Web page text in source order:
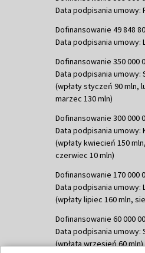
Data podpisania umowy:
Dofinansowanie 49 848
Data podpisania umowy:
Dofinansowanie 350 000
Data podpisania umowy:
(wpłaty styczeń 90 mln,
marzec 130 mln)
Dofinansowanie 300 000
Data podpisania umowy:
(wpłaty kwiecień 150
czerwiec 10 mln)
Dofinansowanie 170 000
Data podpisania umowy:
(wpłaty lipiec 160 mln,
Dofinansowanie 60 000
Data podpisania umowy:
(wpłata wrzesień 60 mln)